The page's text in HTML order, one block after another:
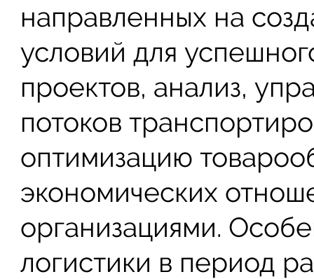
направленных на
условий для
проектов, анализ,
потоков
оптимизацию
экономических
организациями.
логистики в период